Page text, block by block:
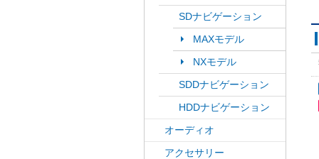
SDナビゲーション
MAXモデル
NXモデル
SDDナビゲーション
HDDナビゲーション
オーディオ
アクセサリー